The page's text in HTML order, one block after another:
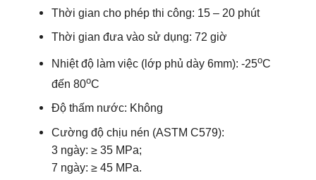
Thời gian cho phép thi công: 15 – 20 phút
Thời gian đưa vào sử dụng: 72 giờ
Nhiệt độ làm việc (lớp phủ dày 6mm): -25oC
đến 80oC
Độ thấm nước: Không
Cường độ chịu nén (ASTM C579):
3 ngày: ≥ 35 MPa;
7 ngày: ≥ 45 MPa.